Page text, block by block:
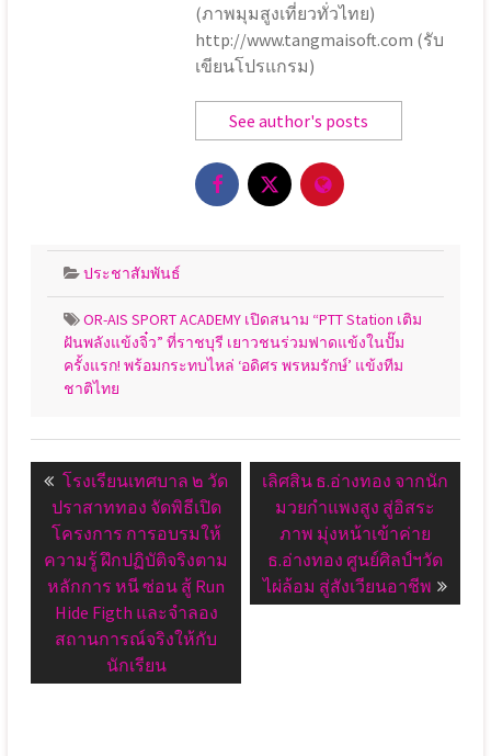
(ภาพมุมสูงเที่ยวทั่วไทย)
http://www.tangmaisoft.com (รับ
เขียนโปรแกรม)
See author's posts
ประชาสัมพันธ์
OR-AIS SPORT ACADEMY เปิดสนาม “PTT Station เติม
ฝันพลังแข้งจิ๋ว” ที่ราชบุรี เยาวชนร่วมฟาดแข้งในปั๊ม
ครั้งแรก! พร้อมกระทบไหล่ ‘อดิศร พรหมรักษ์’ แข้งทีม
ชาติไทย
เรื่องPrevious
post:
โรงเรียนเทศบาล ๒ วัด
ปราสาททอง จัดพิธีเปิด
โครงการ การอบรมให้
ความรู้ ฝึกปฏิบัติจริงตาม
หลักการ หนี ซ่อน สู้ Run
Hide Figth และจำลอง
สถานการณ์จริงให้กับ
นักเรียน
Next
post:
เลิศสิน ธ.อ่างทอง จากนัก
มวยกำแพงสูง สู่อิสระ
ภาพ มุ่งหน้าเข้าค่าย
ธ.อ่างทอง ศูนย์ศิลป์ฯวัด
ไผ่ล้อม สู่สังเวียนอาชีพ